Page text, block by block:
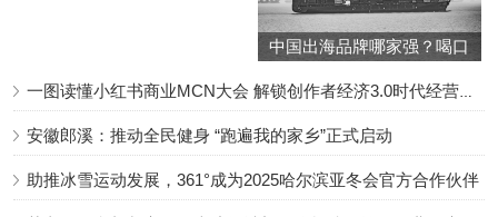
队将严重破坏《银河护卫队3》的美好结局。
7.新银河护卫队的下一步计划是什么?
新的银河护卫队阵容包括火箭浣熊、格鲁特、Cosmo狗、克
拉格林、亚当·术士和菲拉·维尔。这表明漫威宇宙的银河护
中国出海品牌哪家强？喝口
安徽郎溪：推动全民健身 “跑遍我的家乡”正式启动
助推冰雪运动发展，361°成为2025哈尔滨亚冬会官方合作伙伴